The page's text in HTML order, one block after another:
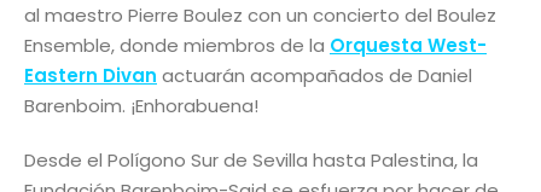
al maestro Pierre Boulez con un concierto del Boulez
Ensemble, donde miembros de la Orquesta West-
Eastern Divan actuarán acompañados de Daniel
Barenboim. ¡Enhorabuena!
Desde el Polígono Sur de Sevilla hasta Palestina, la